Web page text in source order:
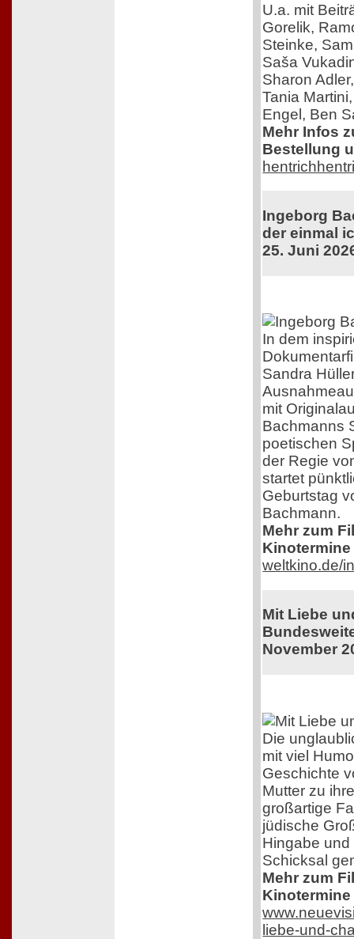
U.a. mit
Gorelik,
Steinke,
Saša
Sharon
Tania
Engel, Ben
Mehr Infos
Bestellung
Ingeborg
der einmal
25. Juni
In dem
Sandra
mit
Bachmanns
poetischen
der Regie
startet
Geburtstag
Bachmann.
Mehr zum
weltkino.de/
Mit Liebe
November
Die
mit viel
Geschichte
Mutter zu
großartige
jüdische
Hingabe
Schicksal
Mehr zum
liebe-und-